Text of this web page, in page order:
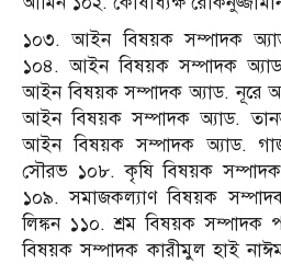
১০৩. আইন বিষয়ক সম্পাদক
১০৪. আইন বিষয়ক সম্পাদক
আইন বিষয়ক সম্পাদক অ্যাড. নূরে
আইন বিষয়ক সম্পাদক অ্যাড.
আইন বিষয়ক সম্পাদক অ্যাড.
সৌরভ ১০৮. কৃষি বিষয়ক
১০৯. সমাজকল্যাণ বিষয়ক
লিঙ্কন ১১০. শ্রম বিষয়ক সম্পাদক
বিষয়ক সম্পাদক কারীমুল হাই